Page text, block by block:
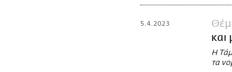
5.4.2023
και
Η
τα